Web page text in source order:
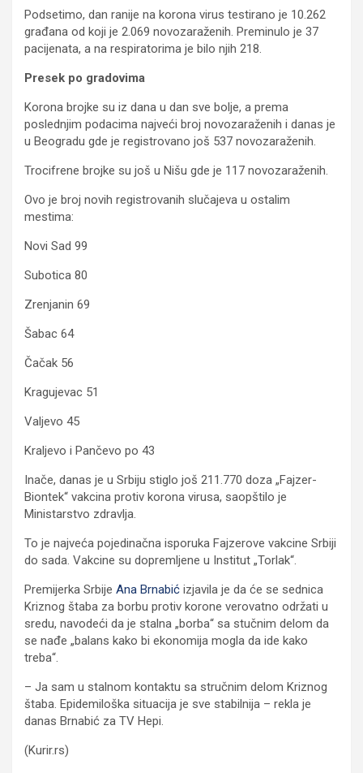
Podsetimo, dan ranije na korona virus testirano je 10.262
građana od koji je 2.069 novozaraženih. Preminulo je 37
pacijenata, a na respiratorima je bilo njih 218.
Presek po gradovima
Korona brojke su iz dana u dan sve bolje, a prema
poslednjim podacima najveći broj novozaraženih i danas je
u Beogradu gde je registrovano još 537 novozaraženih.
Trocifrene brojke su još u Nišu gde je 117 novozaraženih.
Ovo je broj novih registrovanih slučajeva u ostalim
mestima:
Novi Sad 99
Subotica 80
Zrenjanin 69
Šabac 64
Čačak 56
Kragujevac 51
Valjevo 45
Kraljevo i Pančevo po 43
Inače, danas je u Srbiju stiglo još 211.770 doza „Fajzer-
Biontek“ vakcina protiv korona virusa, saopštilo je
Ministarstvo zdravlja.
To je najveća pojedinačna isporuka Fajzerove vakcine Srbiji
do sada. Vakcine su dopremljene u Institut „Torlak“.
Premijerka Srbije Ana Brnabić izjavila je da će se sednica
Kriznog štaba za borbu protiv korone verovatno održati u
sredu, navodeći da je stalna „borba“ sa stučnim delom da
se nađe „balans kako bi ekonomija mogla da ide kako
treba“.
– Ja sam u stalnom kontaktu sa stručnim delom Kriznog
štaba. Epidemiloška situacija je sve stabilnija – rekla je
danas Brnabić za TV Hepi.
(Kurir.rs)